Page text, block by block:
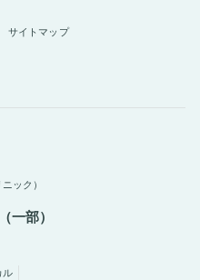
サイトマップ
ック）
一部）
ル